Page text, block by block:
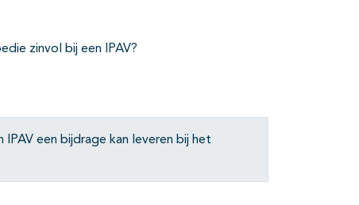
zinvol bij een IPAV?
een bijdrage kan leveren bij het